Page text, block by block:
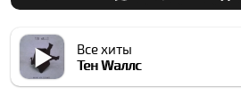
Все хиты
Тен Wаллс